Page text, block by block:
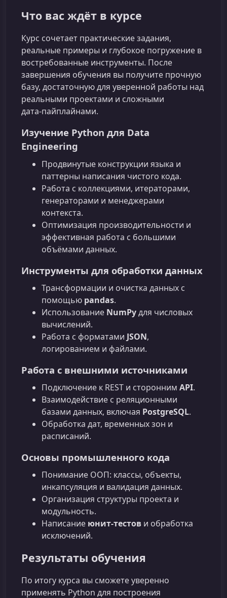
Что вас ждёт в курсе
Курс сочетает практические задания,
реальные примеры и глубокое погружение в
востребованные инструменты. После
завершения обучения вы получите прочную
базу, достаточную для уверенной работы над
реальными проектами и сложными
дата‑пайплайнами.
Изучение Python для Data
Engineering
Продвинутые конструкции языка и
паттерны написания чистого кода.
Работа с коллекциями, итераторами,
генераторами и менеджерами
контекста.
Оптимизация производительности и
эффективная работа с большими
объёмами данных.
Инструменты для обработки данных
Трансформации и очистка данных с
помощью pandas.
Использование NumPyдля числовых
вычислений.
Работа с форматами JSON,
логированием и файлами.
Работа с внешними источниками
Подключение к REST и сторонним API.
Взаимодействие с реляционными
базами данных, включая PostgreSQL.
Обработка дат, временных зон и
расписаний.
Основы промышленного кода
Понимание ООП: классы, объекты,
инкапсуляция и валидация данных.
Организация структуры проекта и
модульность.
Написание юнит‑тестов и обработка
исключений.
Результаты обучения
По итогу курса вы сможете уверенно
применять Python для построения